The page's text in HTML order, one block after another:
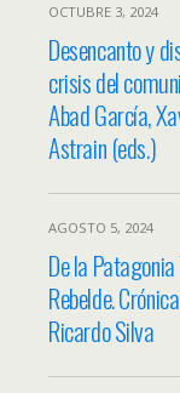
OCTUBRE 3, 2024
Desencanto y
crisis del
Abad García,
Astrain (eds.)
AGOSTO 5, 2024
De la
Rebelde.
Ricardo Silva